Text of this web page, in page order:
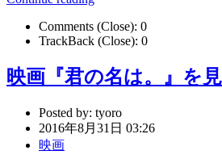
Comments (Close): 0
TrackBack (Close): 0
映画『君の名は。』を
Posted by: tyoro
2016年8月31日 03:26
映画